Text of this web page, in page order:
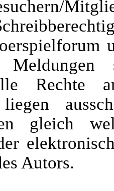
Rechte
liegen
gleich
Autors.